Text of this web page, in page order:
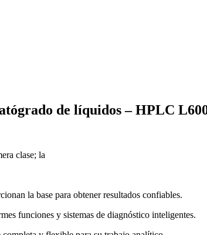
de líquidos – HPLC
clase; la
la base para obtener resultados confiables.
funciones y sistemas de diagnóstico inteligentes.